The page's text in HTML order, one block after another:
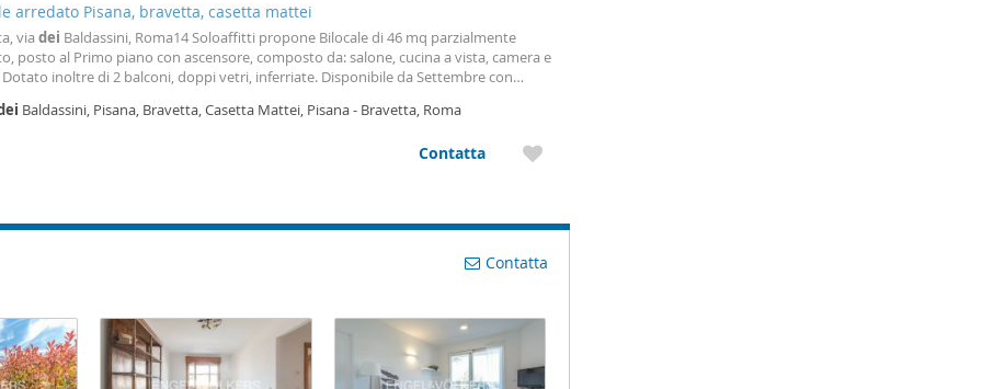
arredato Pisana, bravetta, casetta mattei
via dei Baldassini, Roma14 Soloaffitti propone Bilocale di 46 mq parzialmente
posto al Primo piano con ascensore, composto da: salone, cucina a vista, camera e
Dotato inoltre di 2 balconi, doppi vetri, inferriate. Disponibile da Settembre con
+ nostra garanzia affitto
Baldassini, Pisana, Bravetta, Casetta Mattei, Pisana - Bravetta, Roma
Contatta
Contatta